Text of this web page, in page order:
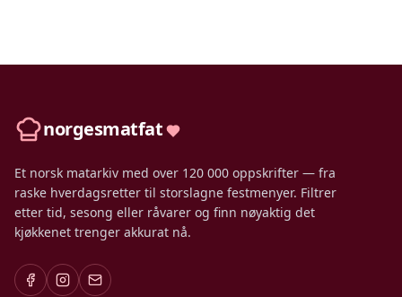
norgesmatfat
Et norsk matarkiv med over 120 000 oppskrifter — fra
raske hverdagsretter til storslagne festmenyer. Filtrer
etter tid, sesong eller råvarer og finn nøyaktig det
kjøkkenet trenger akkurat nå.